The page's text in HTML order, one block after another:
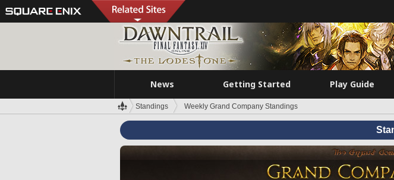
News Getting Started Play Guide
Standings Weekly Grand Company Standings